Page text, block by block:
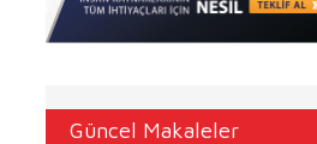
Güncel Makaleler